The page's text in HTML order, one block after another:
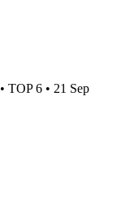
TOP 6 • 21 Sep